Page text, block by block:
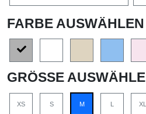
FARBE AUSWÄHLEN
GRÖSSE AUSWÄHLEN
XS S M L XL